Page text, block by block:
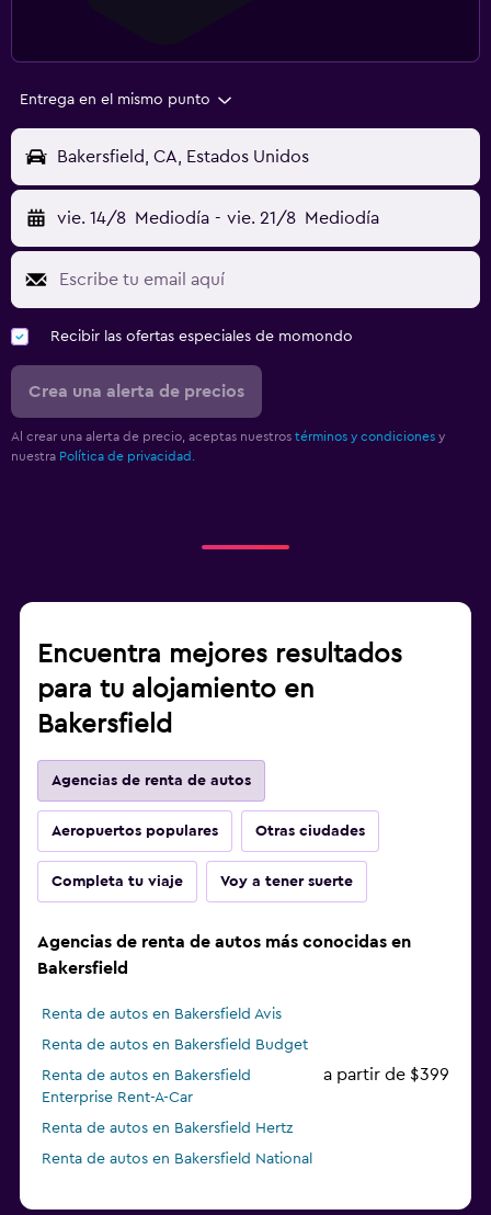
Entrega en el mismo punto
Bakersfield, CA, Estados Unidos
vie. 14/8 Mediodía - vie. 21/8 Mediodía
Recibir las ofertas especiales de momondo
Crea una alerta de precios
Al crear una alerta de precio, aceptas nuestros términos y condiciones y
nuestra Política de privacidad.
Encuentra mejores resultados
para tu alojamiento en
Bakersfield
Agencias de renta de autos
Aeropuertos populares Otras ciudades
Completa tu viaje Voy a tener suerte
Agencias de renta de autos más conocidas en
Bakersfield
Renta de autos en Bakersfield Avis
Renta de autos en Bakersfield Budget
Renta de autos en Bakersfield
Enterprise Rent-A-Car
a partir de $399
Renta de autos en Bakersfield Hertz
Renta de autos en Bakersfield National